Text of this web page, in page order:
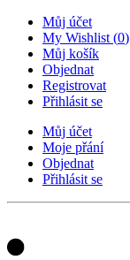
Můj účet
My Wishlist (0)
Můj košík
Objednat
Registrovat
Přihlásit se
Můj účet
Moje přání
Objednat
Přihlásit se